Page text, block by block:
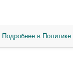
Подробнее в Политике.